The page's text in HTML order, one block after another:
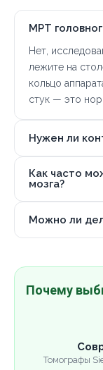
МРТ
Нет,
лежите на
кольцо
стук — это
Нужен ли
Как часто
мозга?
Можно ли
Почему
Томографы